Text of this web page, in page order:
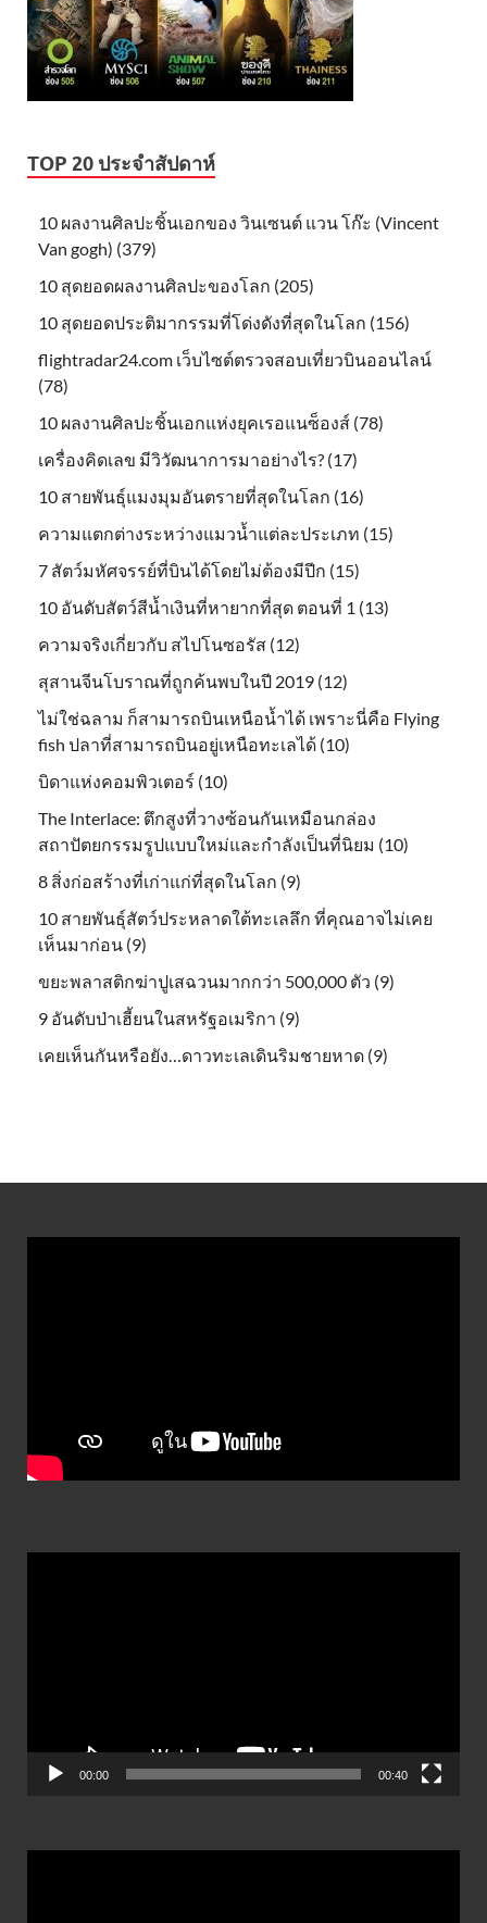
TOP 20 ประจำสัปดาห์
10 ผลงานศิลปะชิ้นเอกของ วินเซนต์ แวน โก๊ะ (Vincent
Van gogh) (379)
10 สุดยอดผลงานศิลปะของโลก (205)
10 สุดยอดประติมากรรมที่โด่งดังที่สุดในโลก (156)
flightradar24.com เว็บไซต์ตรวจสอบเที่ยวบินออนไลน์
(78)
10 ผลงานศิลปะชิ้นเอกแห่งยุคเรอแนซ็องส์ (78)
เครื่องคิดเลข มีวิวัฒนาการมาอย่างไร? (17)
10 สายพันธุ์แมงมุมอันตรายที่สุดในโลก (16)
ความแตกต่างระหว่างแมวน้ำแต่ละประเภท (15)
7 สัตว์มหัศจรรย์ที่บินได้โดยไม่ต้องมีปีก (15)
10 อันดับสัตว์สีน้ำเงินที่หายากที่สุด ตอนที่ 1 (13)
ความจริงเกี่ยวกับ สไปโนซอรัส (12)
สุสานจีนโบราณที่ถูกค้นพบในปี 2019 (12)
ไม่ใช่ฉลาม ก็สามารถบินเหนือน้ำได้ เพราะนี่คือ Flying
fish ปลาที่สามารถบินอยู่เหนือทะเลได้ (10)
บิดาแห่งคอมพิวเตอร์ (10)
The Interlace: ตึกสูงที่วางซ้อนกันเหมือนกล่อง
สถาปัตยกรรมรูปแบบใหม่และกำลังเป็นที่นิยม (10)
8 สิ่งก่อสร้างที่เก่าแก่ที่สุดในโลก (9)
10 สายพันธุ์สัตว์ประหลาดใต้ทะเลลึก ที่คุณอาจไม่เคย
เห็นมาก่อน (9)
ขยะพลาสติกฆ่าปูเสฉวนมากกว่า 500,000 ตัว (9)
9 อันดับป่าเฮี้ยนในสหรัฐอเมริกา (9)
เคยเห็นกันหรือยัง…ดาวทะเลเดินริมชายหาด (9)
00:00 00:40